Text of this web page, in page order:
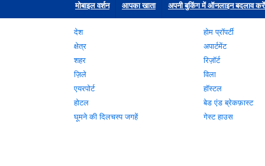
मोबाइल वर्शन आपका खाता अपनी बुकिंग में ऑनलाइन बदलाव करें
देश
क्षेत्र
शहर
ज़िले
एयरपोर्ट
होटल
घूमने की दिलचस्प जगहें
होम प्रॉपर्टी
अपार्टमेंट
रिज़ॉर्ट
विला
हॉस्टल
बेड एंड ब्रेकफ़ास्ट
गेस्ट हाउस